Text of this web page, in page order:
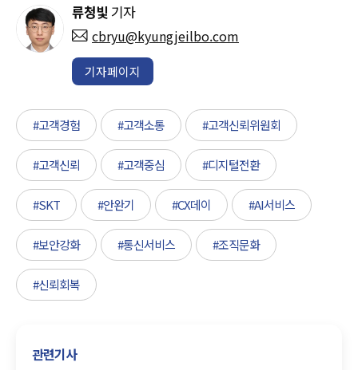
류청빛 기자
cbryu@kyungjeilbo.com
기자페이지
#고객경험 #고객소통 #고객신뢰위원회
#고객신뢰 #고객중심 #디지털전환
#SKT #안완기 #CX데이 #AI서비스
#보안강화 #통신서비스 #조직문화
#신뢰회복
관련기사